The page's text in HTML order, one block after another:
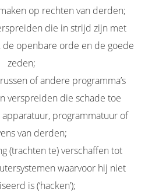
op rechten van derden;
die in strijd zijn met
openbare orde en de goede
zeden;
of andere programma’s
verspreiden die schade toe
programmatuur of
van derden;
(trachten te) verschaffen tot
waarvoor hij niet
is (‘hacken’);